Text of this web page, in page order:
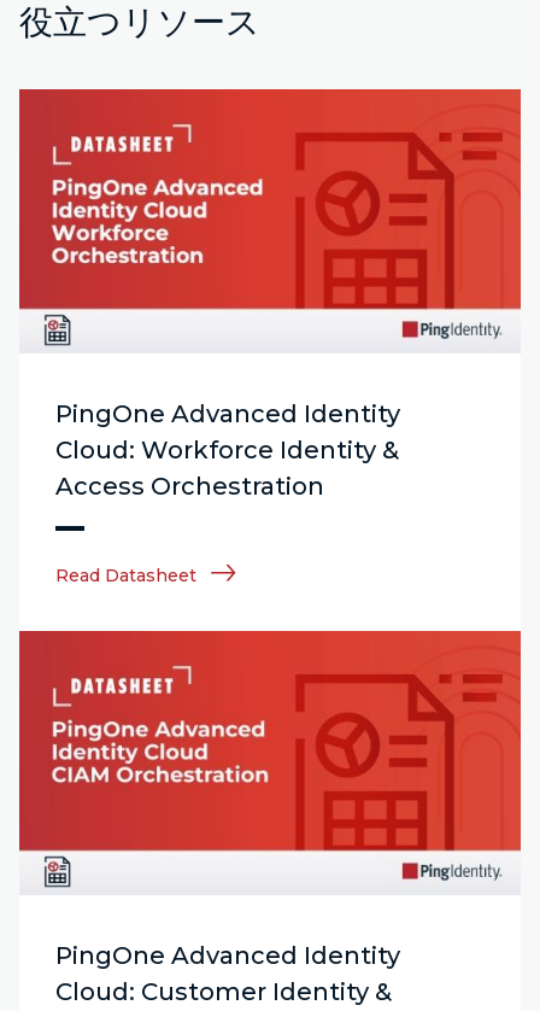
役立つリソース
PingOne Advanced Identity
Cloud: Workforce Identity &
Access Orchestration
Read Datasheet
PingOne Advanced Identity
Cloud: Customer Identity &